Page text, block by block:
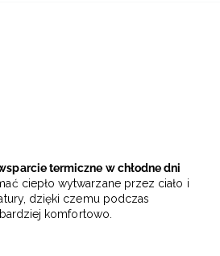
termiczne w chłodne dni
ciepło wytwarzane przez ciało i
dzięki czemu podczas
komfortowo.